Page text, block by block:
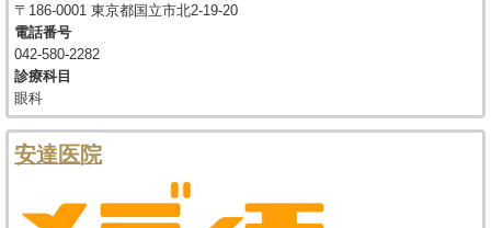
〒186-0001 東京都国立市北2-19-20
電話番号
042-580-2282
診療科目
眼科
安達医院